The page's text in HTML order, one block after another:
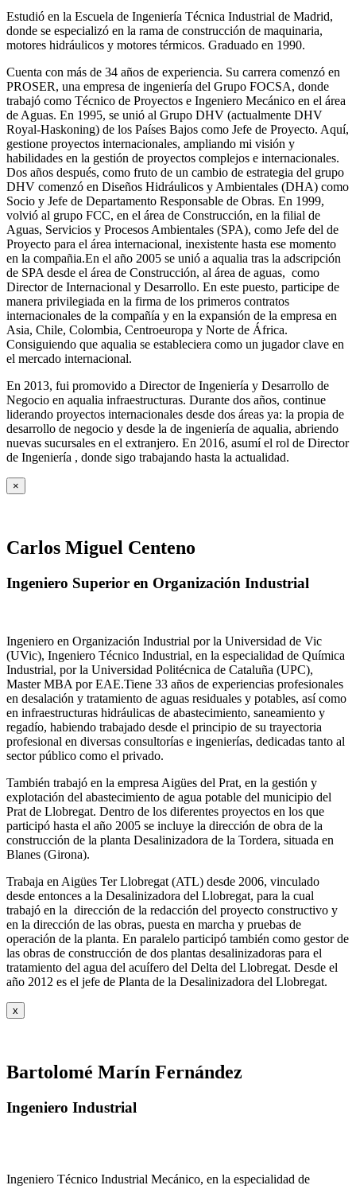
Estudió en la Escuela de Ingeniería Técnica Industrial de Madrid,
donde se especializó en la rama de construcción de maquinaria,
motores hidráulicos y motores térmicos. Graduado en 1990.
Cuenta con más de 34 años de experiencia. Su carrera comenzó en
PROSER, una empresa de ingeniería del Grupo FOCSA, donde
trabajó como Técnico de Proyectos e Ingeniero Mecánico en el área
de Aguas. En 1995, se unió al Grupo DHV (actualmente DHV
Royal-Haskoning) de los Países Bajos como Jefe de Proyecto. Aquí,
gestione proyectos internacionales, ampliando mi visión y
habilidades en la gestión de proyectos complejos e internacionales.
Dos años después, como fruto de un cambio de estrategia del grupo
DHV comenzó en Diseños Hidráulicos y Ambientales (DHA) como
Socio y Jefe de Departamento Responsable de Obras. En 1999,
volvió al grupo FCC, en el área de Construcción, en la filial de
Aguas, Servicios y Procesos Ambientales (SPA), como Jefe del de
Proyecto para el área internacional, inexistente hasta ese momento
en la compañia.En el año 2005 se unió a aqualia tras la adscripción
de SPA desde el área de Construcción, al área de aguas, como
Director de Internacional y Desarrollo. En este puesto, participe de
manera privilegiada en la firma de los primeros contratos
internacionales de la compañía y en la expansión de la empresa en
Asia, Chile, Colombia, Centroeuropa y Norte de África.
Consiguiendo que aqualia se estableciera como un jugador clave en
el mercado internacional.
En 2013, fui promovido a Director de Ingeniería y Desarrollo de
Negocio en aqualia infraestructuras. Durante dos años, continue
liderando proyectos internacionales desde dos áreas ya: la propia de
desarrollo de negocio y desde la de ingeniería de aqualia, abriendo
nuevas sucursales en el extranjero. En 2016, asumí el rol de Director
de Ingeniería , donde sigo trabajando hasta la actualidad.
×
Carlos Miguel Centeno
Ingeniero Superior en Organización Industrial
Ingeniero en Organización Industrial por la Universidad de Vic
(UVic), Ingeniero Técnico Industrial, en la especialidad de Química
Industrial, por la Universidad Politécnica de Cataluña (UPC),
Master MBA por EAE.Tiene 33 años de experiencias profesionales
en desalación y tratamiento de aguas residuales y potables, así como
en infraestructuras hidráulicas de abastecimiento, saneamiento y
regadío, habiendo trabajado desde el principio de su trayectoria
profesional en diversas consultorías e ingenierías, dedicadas tanto al
sector público como el privado.
También trabajó en la empresa Aigües del Prat, en la gestión y
explotación del abastecimiento de agua potable del municipio del
Prat de Llobregat. Dentro de los diferentes proyectos en los que
participó hasta el año 2005 se incluye la dirección de obra de la
construcción de la planta Desalinizadora de la Tordera, situada en
Blanes (Girona).
Trabaja en Aigües Ter Llobregat (ATL) desde 2006, vinculado
desde entonces a la Desalinizadora del Llobregat, para la cual
trabajó en la dirección de la redacción del proyecto constructivo y
en la dirección de las obras, puesta en marcha y pruebas de
operación de la planta. En paralelo participó también como gestor de
las obras de construcción de dos plantas desalinizadoras para el
tratamiento del agua del acuífero del Delta del Llobregat. Desde el
año 2012 es el jefe de Planta de la Desalinizadora del Llobregat.
x
Bartolomé Marín Fernández
Ingeniero Industrial
Ingeniero Técnico Industrial Mecánico, en la especialidad de